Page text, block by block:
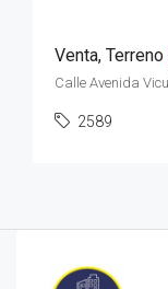
Venta,
Calle Avenida
2589